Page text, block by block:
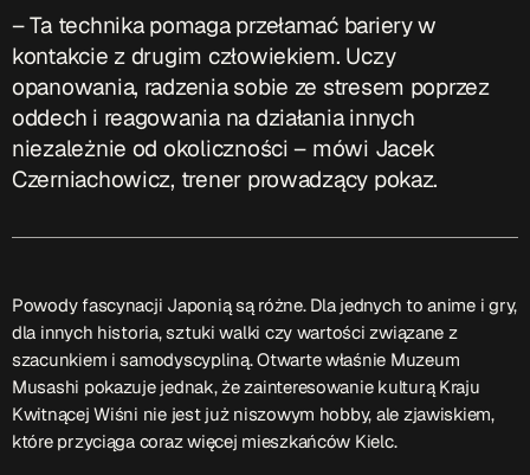
– Ta technika pomaga przełamać bariery w
kontakcie z drugim człowiekiem. Uczy
opanowania, radzenia sobie ze stresem poprzez
oddech i reagowania na działania innych
niezależnie od okoliczności – mówi Jacek
Czerniachowicz, trener prowadzący pokaz.
Powody fascynacji Japonią są różne. Dla jednych to anime i gry,
dla innych historia, sztuki walki czy wartości związane z
szacunkiem i samodyscypliną. Otwarte właśnie Muzeum
Musashi pokazuje jednak, że zainteresowanie kulturą Kraju
Kwitnącej Wiśni nie jest już niszowym hobby, ale zjawiskiem,
które przyciąga coraz więcej mieszkańców Kielc.